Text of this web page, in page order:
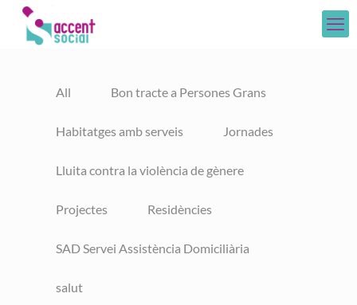
All Bon tracte a Persones Grans
Habitatges amb serveis Jornades
Lluita contra la violència de gènere
Projectes Residències
SAD Servei Assistència Domiciliària
salut